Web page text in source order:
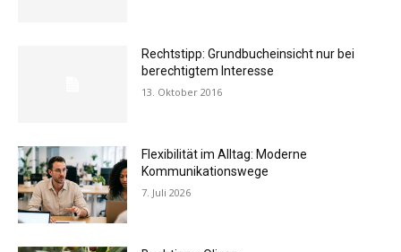
Rechtstipp: Grundbucheinsicht nur bei
berechtigtem Interesse
13. Oktober 2016
Flexibilität im Alltag: Moderne
Kommunikationswege
7. Juli 2026